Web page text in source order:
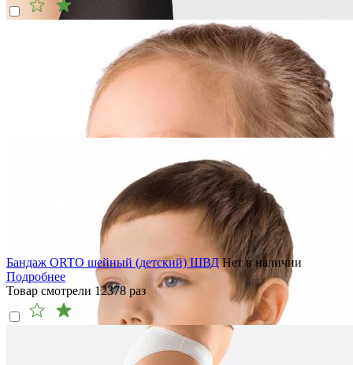
Бандаж ORTO шейный (детский) ШВД Нет в наличии
Подробнее
Товар смотрели 12378 раз